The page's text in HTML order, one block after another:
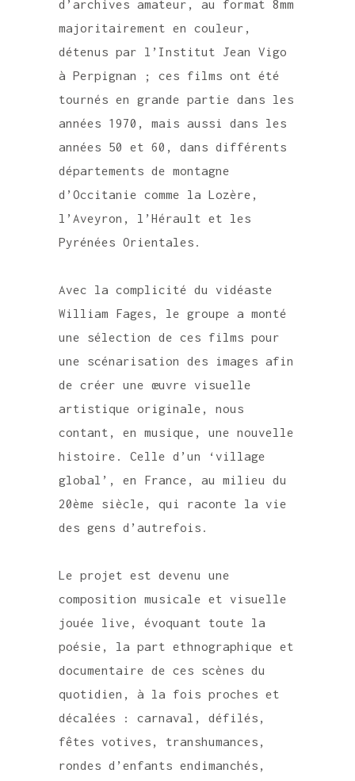
d’archives amateur, au format 8mm
majoritairement en couleur,
détenus par l’Institut Jean Vigo
à Perpignan ; ces films ont été
tournés en grande partie dans les
années 1970, mais aussi dans les
années 50 et 60, dans différents
départements de montagne
d’Occitanie comme la Lozère,
l’Aveyron, l’Hérault et les
Pyrénées Orientales.
Avec la complicité du vidéaste
William Fages, le groupe a monté
une sélection de ces films pour
une scénarisation des images afin
de créer une œuvre visuelle
artistique originale, nous
contant, en musique, une nouvelle
histoire. Celle d’un ‘village
global’, en France, au milieu du
20ème siècle, qui raconte la vie
des gens d’autrefois.
Le projet est devenu une
composition musicale et visuelle
jouée live, évoquant toute la
poésie, la part ethnographique et
documentaire de ces scènes du
quotidien, à la fois proches et
décalées : carnaval, défilés,
fêtes votives, transhumances,
rondes d’enfants endimanchés,